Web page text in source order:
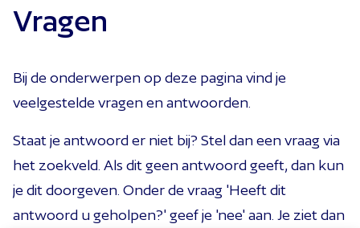
Vragen
Bij de onderwerpen op deze pagina vind je
veelgestelde vragen en antwoorden.
Staat je antwoord er niet bij? Stel dan een vraag via
het zoekveld. Als dit geen antwoord geeft, dan kun
je dit doorgeven. Onder de vraag 'Heeft dit
antwoord u geholpen?' geef je 'nee' aan. Je ziet dan